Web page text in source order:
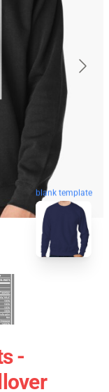
blank template
-